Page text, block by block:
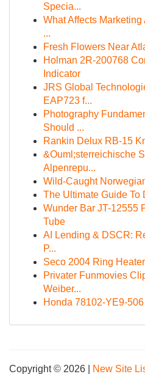
Specia...
What Affects Marketing
...
Fresh Flowers Near
Holman 2R-200768
Indicator
JRS Global
EAP723 f...
Photography
Should ...
Rankin Delux RB-15
&Ouml;sterreichische
Alpenrepu...
Wild-Caught
The Ultimate Guide To
Wunder Bar JT-12555
Tube
AI Lending & DSCR:
P...
Seco 2004 Ring
Privater Funmovies
Weiber...
Honda 78102-YE9-
Copyright © 2026 | New Site